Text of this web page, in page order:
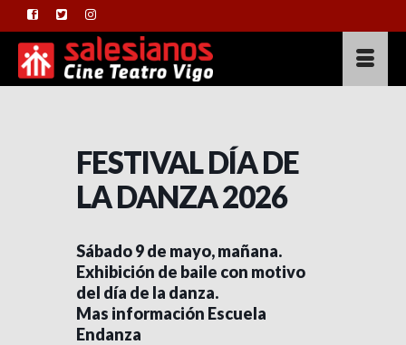
FESTIVAL DÍA DE
LA DANZA 2026
Sábado 9 de mayo, mañana.
Exhibición de baile con motivo
del día de la danza.
Mas información Escuela
Endanza